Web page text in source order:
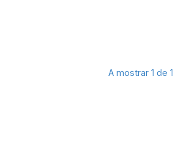
A mostrar 1 de 1